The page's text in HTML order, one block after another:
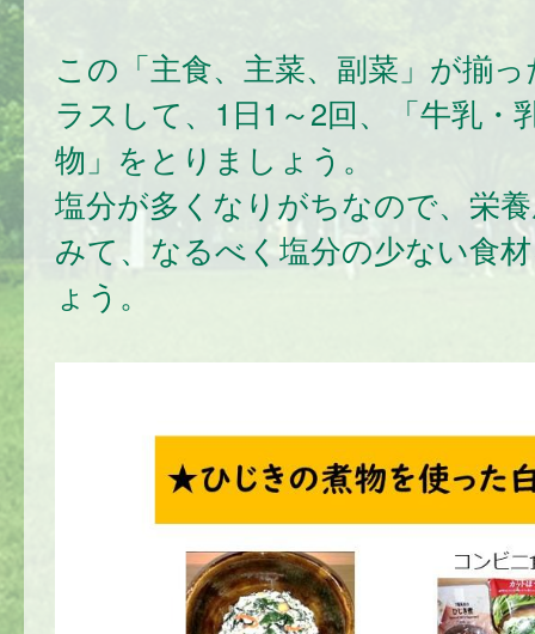
この「主食、主菜、副菜」が揃
ラスして、1日1～2回、「牛乳・
物」をとりましょう。
塩分が多くなりがちなので、栄
みて、なるべく塩分の少ない食
ょう。